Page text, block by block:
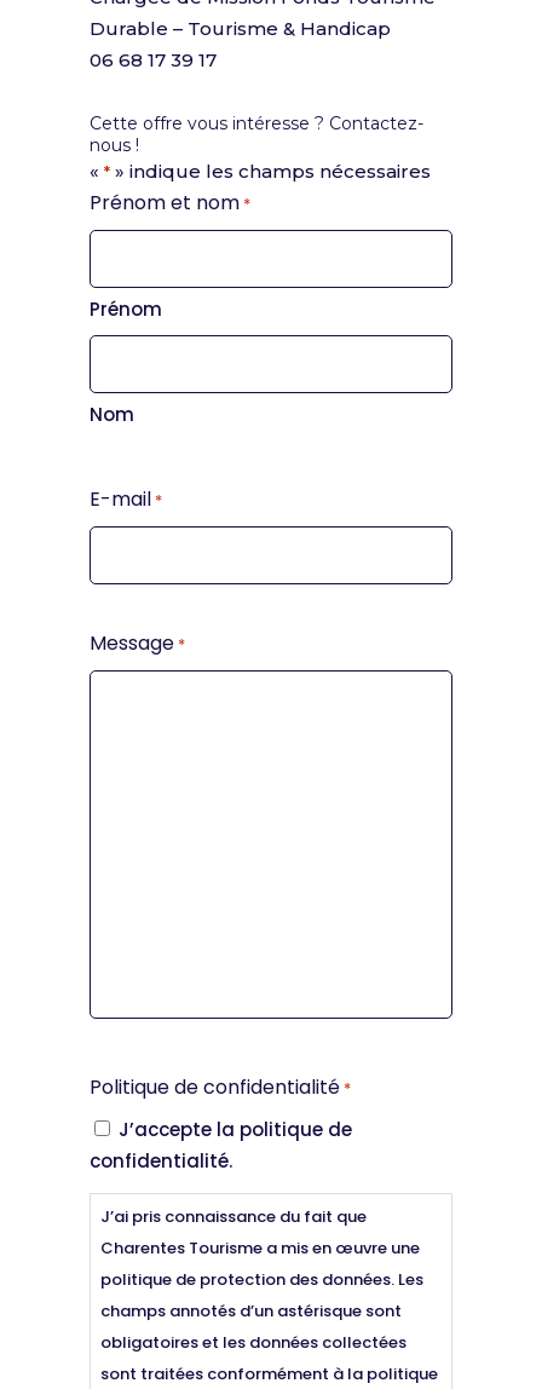
Durable – Tourisme & Handicap
06 68 17 39 17
Cette offre vous intéresse ? Contactez-
nous !
« * » indique les champs nécessaires
Prénom et nom *
Prénom
Nom
E-mail *
Message *
Politique de confidentialité *
J’accepte la politique de
confidentialité.
J’ai pris connaissance du fait que
Charentes Tourisme a mis en œuvre une
politique de protection des données. Les
champs annotés d’un astérisque sont
obligatoires et les données collectées
sont traitées conformément à la politique